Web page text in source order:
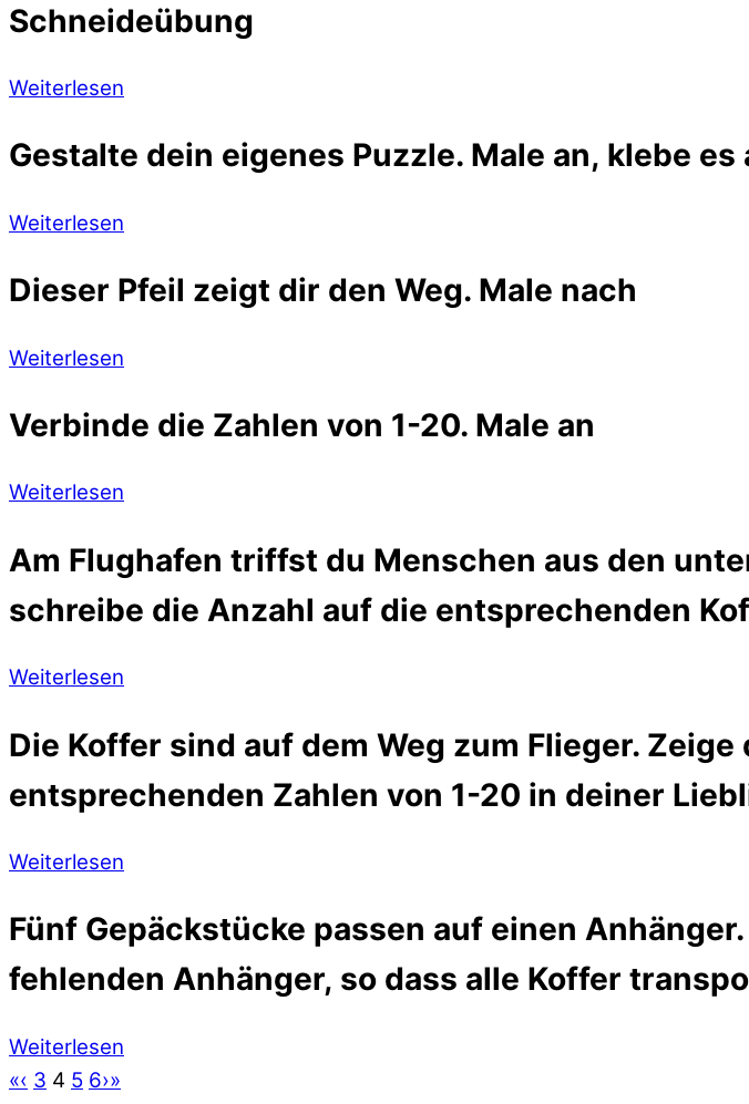
Schneideübung
Weiterlesen
Gestalte dein eigenes Puzzle. Male an, klebe
Weiterlesen
Dieser Pfeil zeigt dir den Weg. Male nach
Weiterlesen
Verbinde die Zahlen von 1-20. Male an
Weiterlesen
Am Flughafen triffst du Menschen aus den
schreibe die Anzahl auf die entsprechenden
Weiterlesen
Die Koffer sind auf dem Weg zum Flieger.
entsprechenden Zahlen von 1-20 in deiner
Weiterlesen
Fünf Gepäckstücke passen auf einen
fehlenden Anhänger, so dass alle Koffer
Weiterlesen
«‹ 3 4 5 6›»